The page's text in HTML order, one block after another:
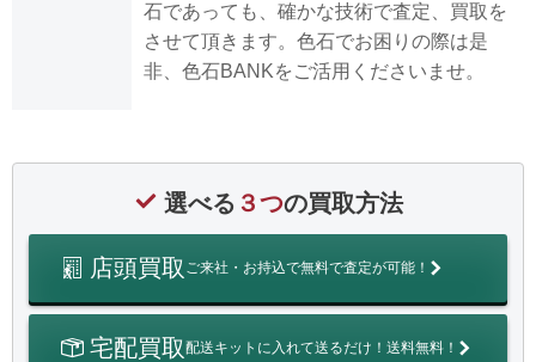
石であっても、確かな技術で査定、買取を
させて頂きます。色石でお困りの際は是
非、色石BANKをご活用くださいませ。
選べる ３つの買取方法
店頭買取 ご来社・お持込で無料で査定が可能！
宅配買取配送キットに入れて送るだけ！送料無料！